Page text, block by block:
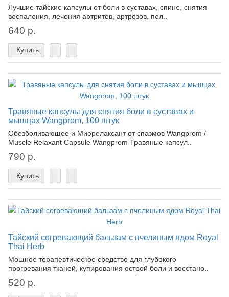
Лучшие тайские капсулы от боли в суставах, спине, снятия
воспаления, лечения артритов, артрозов, пол..
640 р.
Купить
Травяные капсулы для снятия боли в суставах и
мышцах Wangprom, 100 штук
Обезболивающее и Миорелаксант от спазмов Wangprom /
Muscle Relaxant Capsule Wangprom Травяные капсул..
790 р.
Купить
Тайский согревающий бальзам с пчелиным ядом Royal
Thai Herb
Мощное терапевтическое средство для глубокого
прогревания тканей, купирования острой боли и восстано..
520 р.